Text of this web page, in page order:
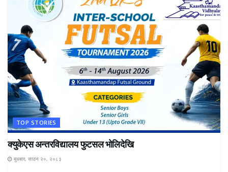
TOP STORIES
क्युकेएस अन्तरविद्यालय फुटसल भोलिदेखि
बुधबार, साउन २०, २०८३